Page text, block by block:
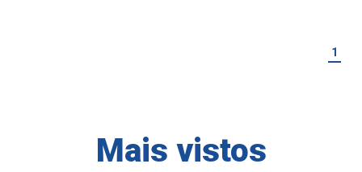
1
Mais vistos